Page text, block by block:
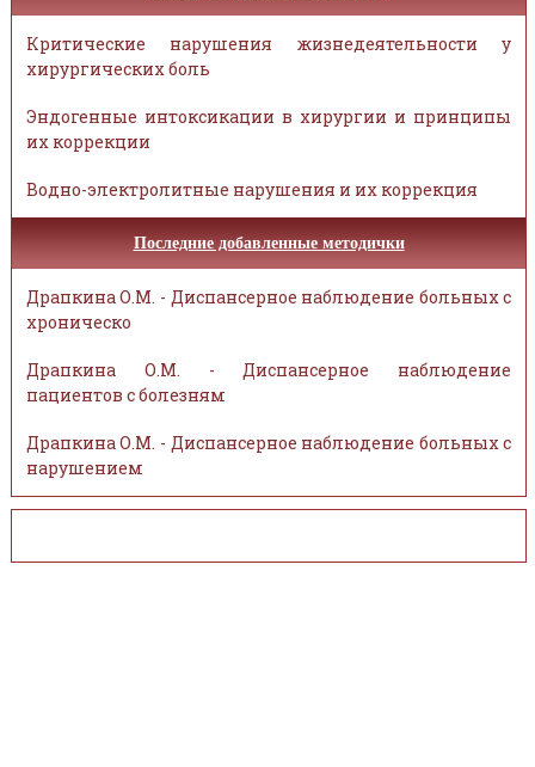
Критические нарушения жизнедеятельности у
хирургических боль
Эндогенные интоксикации в хирургии и принципы
их коррекции
Водно-электролитные нарушения и их коррекция
Последние добавленные методички
Драпкина О.М. - Диспансерное наблюдение больных с
хроническо
Драпкина О.М. - Диспансерное наблюдение
пациентов с болезням
Драпкина О.М. - Диспансерное наблюдение больных с
нарушением